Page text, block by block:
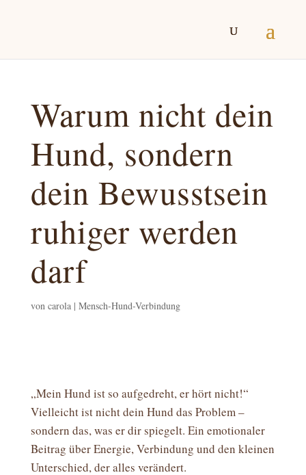
Warum nicht dein
Hund, sondern
dein Bewusstsein
ruhiger werden
darf
von carola| Mensch-Hund-Verbindung
„Mein Hund ist so aufgedreht, er hört nicht!“
Vielleicht ist nicht dein Hund das Problem –
sondern das, was er dir spiegelt. Ein emotionaler
Beitrag über Energie, Verbindung und den kleinen
Unterschied, der alles verändert.